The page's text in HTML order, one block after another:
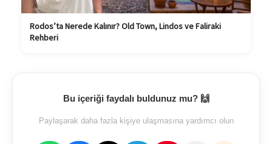
Rodos’ta Nerede Kalınır? Old Town, Lindos ve Faliraki
Rehberi
Bu içeriği faydalı buldunuz mu? 🙌
Paylaşarak daha fazla kişiye ulaşmasına yardımcı olun